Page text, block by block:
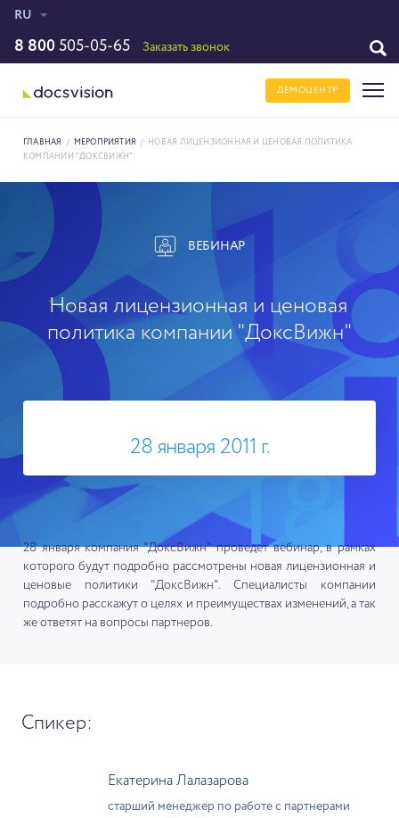
RU
8 800 505-05-65 Заказать звонок
ДЕМОЦЕНТР
ГЛАВНАЯ / МЕРОПРИЯТИЯ /
НОВАЯ ЛИЦЕНЗИОННАЯ И ЦЕНОВАЯ ПОЛИТИКА
КОМПАНИИ "ДОКСВИЖН"
ВЕБИНАР
Новая лицензионная и ценовая
политика компании "ДоксВижн"
28 января 2011 г.
28 января компания "ДоксВижн" проведет вебинар, в рамках
которого будут подробно рассмотрены новая лицензионная и
ценовые политики "ДоксВижн". Специалисты компании
подробно расскажут о целях и преимуществах изменений, а так
же ответят на вопросы партнеров.
Спикер:
Екатерина Лалазарова
старший менеджер по работе с партнерами